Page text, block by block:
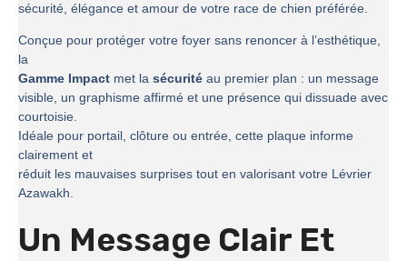
sécurité, élégance et amour de votre race de chien préférée.
Conçue pour protéger votre foyer sans renoncer à l’esthétique,
la
Gamme Impact met la sécurité au premier plan : un message
visible, un graphisme affirmé et une présence qui dissuade avec
courtoisie.
Idéale pour portail, clôture ou entrée, cette plaque informe
clairement et
réduit les mauvaises surprises tout en valorisant votre Lévrier
Azawakh.
Un Message Clair Et